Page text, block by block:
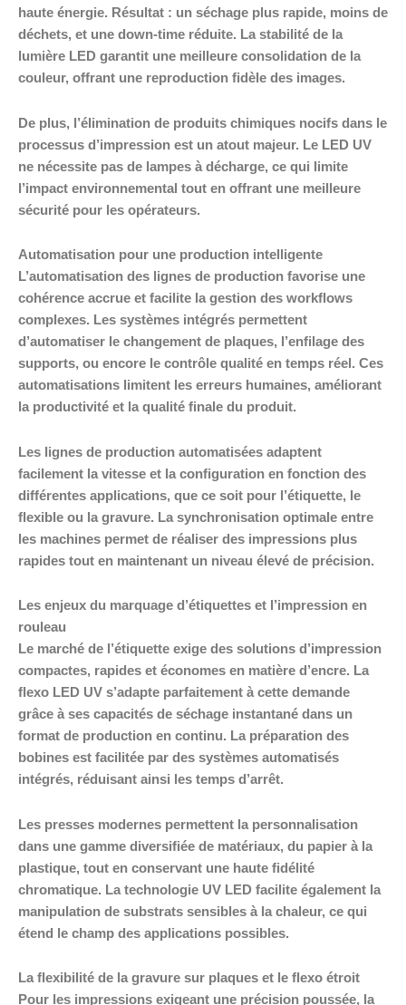
haute énergie. Résultat : un séchage plus rapide, moins de
déchets, et une down-time réduite. La stabilité de la
lumière LED garantit une meilleure consolidation de la
couleur, offrant une reproduction fidèle des images.
De plus, l’élimination de produits chimiques nocifs dans le
processus d’impression est un atout majeur. Le LED UV
ne nécessite pas de lampes à décharge, ce qui limite
l’impact environnemental tout en offrant une meilleure
sécurité pour les opérateurs.
Automatisation pour une production intelligente
L’automatisation des lignes de production favorise une
cohérence accrue et facilite la gestion des workflows
complexes. Les systèmes intégrés permettent
d’automatiser le changement de plaques, l’enfilage des
supports, ou encore le contrôle qualité en temps réel. Ces
automatisations limitent les erreurs humaines, améliorant
la productivité et la qualité finale du produit.
Les lignes de production automatisées adaptent
facilement la vitesse et la configuration en fonction des
différentes applications, que ce soit pour l’étiquette, le
flexible ou la gravure. La synchronisation optimale entre
les machines permet de réaliser des impressions plus
rapides tout en maintenant un niveau élevé de précision.
Les enjeux du marquage d’étiquettes et l’impression en
rouleau
Le marché de l’étiquette exige des solutions d’impression
compactes, rapides et économes en matière d’encre. La
flexo LED UV s’adapte parfaitement à cette demande
grâce à ses capacités de séchage instantané dans un
format de production en continu. La préparation des
bobines est facilitée par des systèmes automatisés
intégrés, réduisant ainsi les temps d’arrêt.
Les presses modernes permettent la personnalisation
dans une gamme diversifiée de matériaux, du papier à la
plastique, tout en conservant une haute fidélité
chromatique. La technologie UV LED facilite également la
manipulation de substrats sensibles à la chaleur, ce qui
étend le champ des applications possibles.
La flexibilité de la gravure sur plaques et le flexo étroit
Pour les impressions exigeant une précision poussée, la